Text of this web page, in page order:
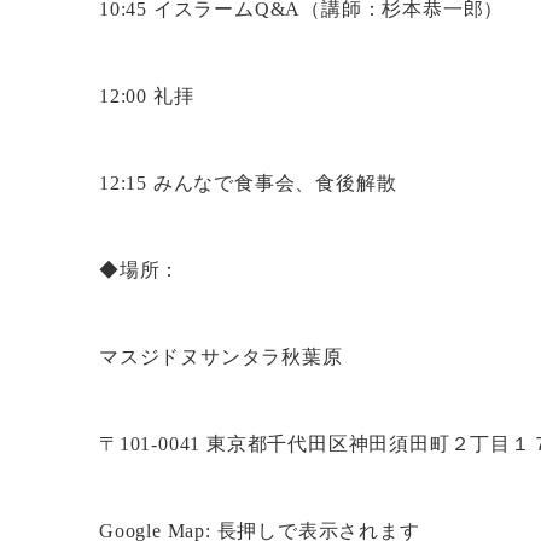
10:45 イスラームQ&A（講師：杉本恭一郎）
12:00 礼拝
12:15 みんなで食事会、食後解散
◆場所：
マスジドヌサンタラ秋葉原
〒101-0041 東京都千代田区神田須田町２丁目１
Google Map: 長押しで表示されます